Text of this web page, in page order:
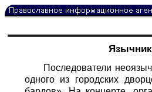
Последователи
одного из городских